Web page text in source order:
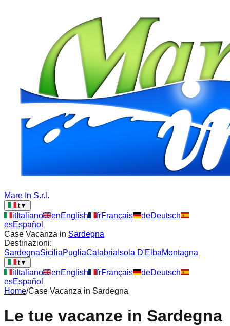
Mare In S.r.l.
it▼
itItaliano enEnglish frFrançais deDeutsch
esEspañol
Case Vacanza in Sardegna
Destinazioni:
SardegnaSiciliaPugliaCalabria Isola D'ElbaMontagna
it▼
itItaliano enEnglish frFrançais deDeutsch
esEspañol
Home/Case Vacanza in Sardegna
Le tue vacanze in Sardegna